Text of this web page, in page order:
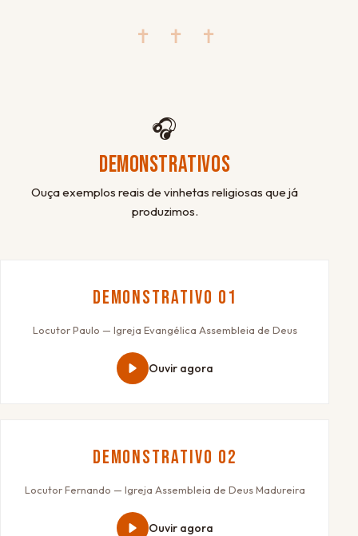
✝ ✝ ✝
🎧
DEMONSTRATIVOS
Ouça exemplos reais de vinhetas religiosas que já
produzimos.
Demonstrativo 01
Locutor Paulo — Igreja Evangélica Assembleia de Deus
Ouvir agora
Demonstrativo 02
Locutor Fernando — Igreja Assembleia de Deus Madureira
Ouvir agora